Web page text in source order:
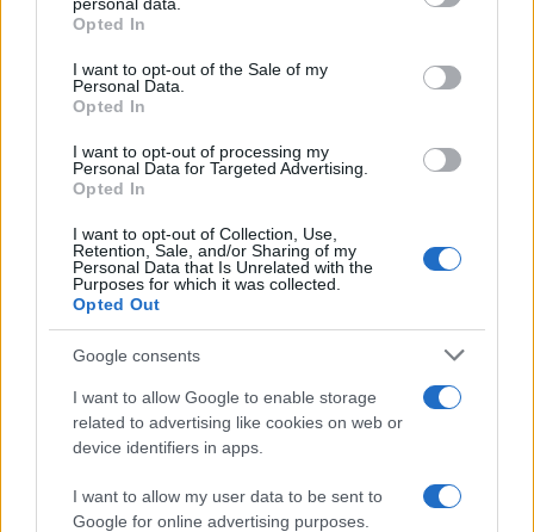
grant or deny consent to Google and its third-party tags to
use your data for below specified purposes in below Google
consent section.
Opted In
I want to opt-out of the Sale of my
Personal Data.
Opted In
I want to opt-out of processing my
Personal Data for Targeted Advertising.
Opted In
I want to opt-out of Collection, Use,
Retention, Sale, and/or Sharing of my
Personal Data that Is Unrelated with the
Purposes for which it was collected.
Opted Out
Google consents
I want to allow Google to enable storage
related to advertising like cookies on web or
device identifiers in apps.
I want to allow my user data to be sent to
Google for online advertising purposes.
évre elegendő erőforrásait
Aktuális
Open Orfű: mozgás, zene, közösség